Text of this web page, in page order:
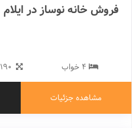
فروش خانه نوساز در ایلام
4 خواب 190 متراژ
مشاهده جزئیات